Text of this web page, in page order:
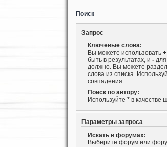
Поиск
Запрос
Ключевые слова:
Вы можете использовать +
быть в результатах, и -для
должно. Вы можете
слова из списка.
совпадения.
Поиск по автору:
Используйте * в качестве
Параметры запроса
Искать в форумах:
Выберите форум или